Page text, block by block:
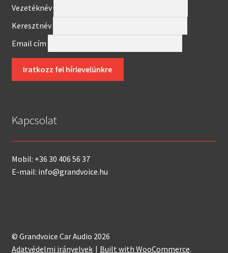
Vezetéknév
Keresztnév
Email cím
Kapcsolat
Mobil: +36 30 406 56 37
E-mail: info@grandvoice.hu
© Grandvoice Car Audio 2026
Adatvédelmi irányelvek
Built with WooCommerce.